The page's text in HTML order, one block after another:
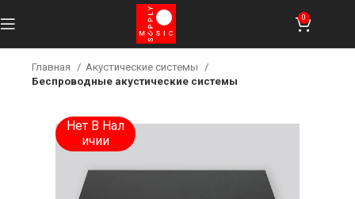
0
Главная
Акустические системы
Беспроводные акустические системы
Нет В Нал
Ичии